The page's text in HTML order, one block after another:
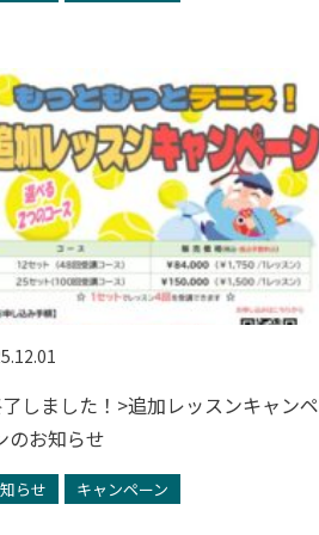
しました！>追加レッスンキャンペ
のお知らせ
らせ キャンペーン